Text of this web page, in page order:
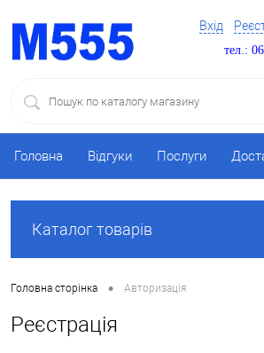
Вхід
тел.:
Головна Відгуки Послуги
Каталог товарів
Головна сторінка • Авторизація
Реєстрація